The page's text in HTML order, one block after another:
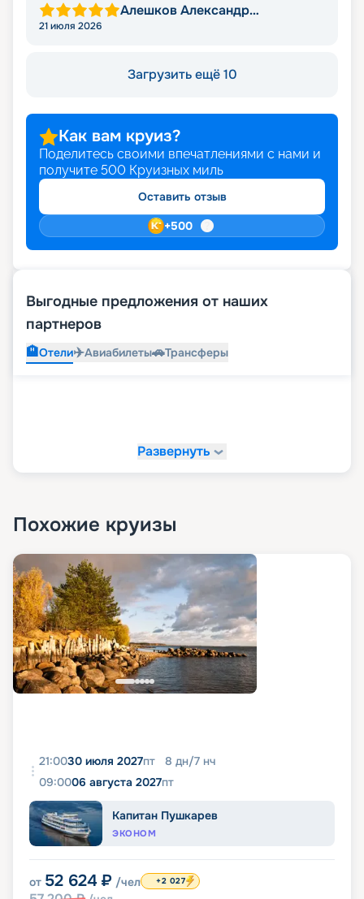
Алешков Александр
21 июля 2026
Загрузить ещё 10
Как вам круиз?
Поделитесь своими впечатлениями с нами и
получите 500 Круизных миль
Оставить отзыв
+500
Выгодные предложения от наших
партнеров
🏨Отели✈️Авиабилеты🚗Трансферы
Развернуть
Похожие круизы
21:0030 июля 2027пт 8 дн/7 нч
09:0006 августа 2027пт
Капитан Пушкарев
ЭКОНОМ
от 52 624 ₽ /чел +2 027